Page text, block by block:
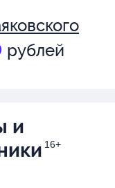
рублей
и
16+